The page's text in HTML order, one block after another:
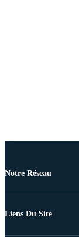
Notre Réseau
Liens Du Site